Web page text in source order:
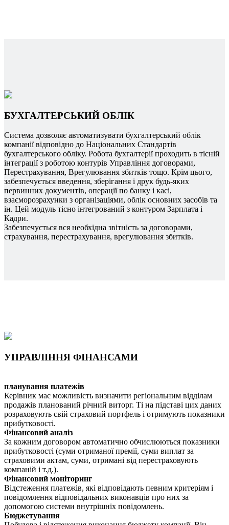
БУХГАЛТЕРСЬКИЙ ОБЛІК
Система дозволяє автоматизувати бухгалтерський облік
компанії відповідно до Національних Стандартів
бухгалтерського обліку. Робота бухгалтерії проходить в тісній
інтеграції з роботою контурів Управління договорами,
Перестрахування, Врегулювання збитків тощо. Крім цього,
забезпечується введення, зберігання і друк будь-яких
первинних документів, операції по банку і касі,
взаєморозрахунки з організаціями, облік основних засобів та
ін. Цей модуль тісно інтегрований з контуром Зарплата і
Кадри.
Забезпечується вся необхідна звітність за договорами,
страхування, перестрахування, врегулювання збитків.
УПРАВЛІННЯ ФІНАНСАМИ
планування платежів
Керівник має можливість визначити регіональним відділам
продажів планований річний виторг. Ті на підставі цих даних
розраховують свій страховий портфель і отримують показники
прибутковості.
Фінансовий аналіз
За кожним договором автоматично обчислюються показники
прибутковості (суми отриманої премії, суми виплат за
страховими актам, суми, отримані від перестраховують
компаній і т.д.).
Фінансовий моніторинг
Відстеження платежів, які відповідають певним критеріям і
повідомлення відповідальних виконавців про них за
допомогою системи внутрішніх повідомлень.
Бюджетування